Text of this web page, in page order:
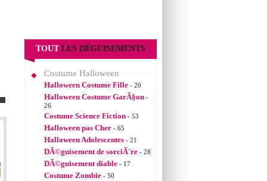
TOUT LES DÉGUISEMENTS
Costume Halloween
Halloween Costume Fille - 20
Halloween Costume GarÃ§on -
26
Costume Science Fiction - 53
Halloween pas Cher - 65
Halloween Adolescentes - 21
DÃ©guisement de sorciÃ¨re - 28
DÃ©guisement diable - 17
Costume Zombie - 50